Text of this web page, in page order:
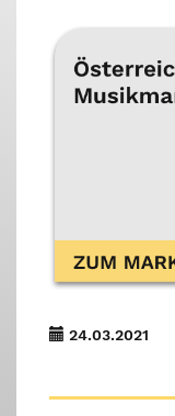
24.03.2021